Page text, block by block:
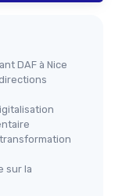
DAF à Nice
sur la